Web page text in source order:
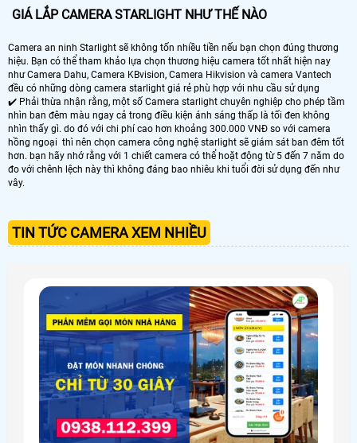
GIÁ LẮP CAMERA STARLIGHT NHƯ THẾ NÀO
Camera an ninh Starlight sẽ không tốn nhiều tiền nếu bạn chọn đúng thương
hiệu. Bạn có thể tham khảo lựa chọn thương hiệu camera tốt nhất hiện nay
như Camera Dahu, Camera KBvision, Camera Hikvision và camera Vantech
đều có những dòng camera starlight giá rẻ phù hợp với nhu cầu sử dụng
✔️ Phải thừa nhận rằng, một số Camera starlight chuyên nghiệp cho phép tầm
nhìn ban đêm màu ngay cả trong điều kiện ánh sáng thấp là tối đen không
nhìn thấy gì. do đó với chi phí cao hơn khoảng 300.000 VNĐ so với camera
hồng ngoại thì nên chọn camera công nghệ starlight sẽ giám sát ban đêm tốt
hơn. bạn hãy nhớ rằng với 1 chiết camera có thể hoặt động từ 5 đến 7 năm do
đo với chênh lệch này thì không đáng bao nhiêu khi tuổi đời sử dụng đến như
vây.
TIN TỨC CAMERA XEM NHIỀU